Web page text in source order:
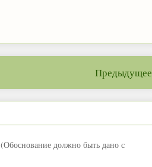
Предыдущее
должно быть дано с